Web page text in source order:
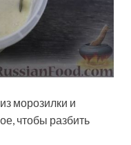
морозилки и
чтобы разбить